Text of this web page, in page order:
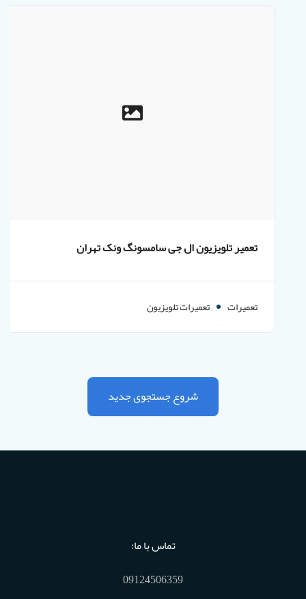
تعمیر تلویزیون ال جی سامسونگ ونک تهران
تعمیرات تعمیرات تلویزیون
شروع جستجوی جدید
تماس با ما:
09124506359